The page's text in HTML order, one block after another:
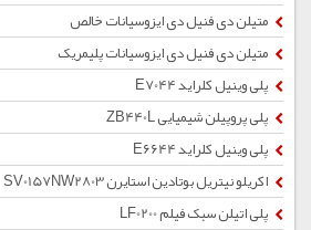
متیلن دی فنیل دی ایزوسیانات خالص
متیلن دی فنیل دی ایزوسیانات پلیمریک
پلی وینیل کلراید E7044
پلی پروپیلن شیمیایی ZB440L
پلی وینیل کلراید E6644
اکریلو نیتریل بوتادین استایرن SV0157NW2803
پلی اتیلن سبک فیلم LF0200